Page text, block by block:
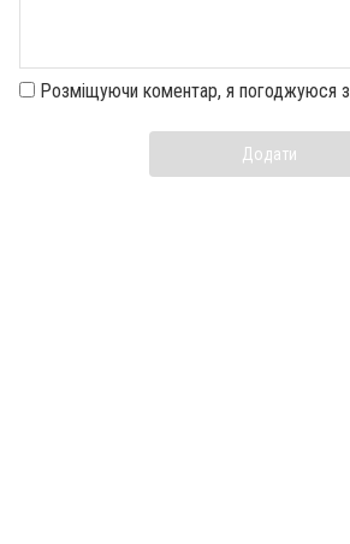
Розміщуючи коментар, я погоджуюся з
Додати